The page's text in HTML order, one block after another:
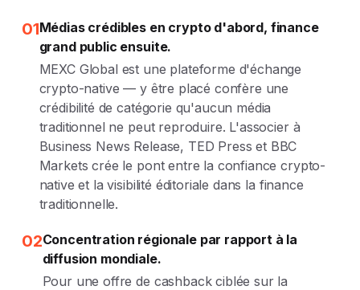
01Médias crédibles en crypto d'abord, finance
grand public ensuite.
MEXC Global est une plateforme d'échange
crypto-native — y être placé confère une
crédibilité de catégorie qu'aucun média
traditionnel ne peut reproduire. L'associer à
Business News Release, TED Press et BBC
Markets crée le pont entre la confiance crypto-
native et la visibilité éditoriale dans la finance
traditionnelle.
02Concentration régionale par rapport à la
diffusion mondiale.
Pour une offre de cashback ciblée sur la